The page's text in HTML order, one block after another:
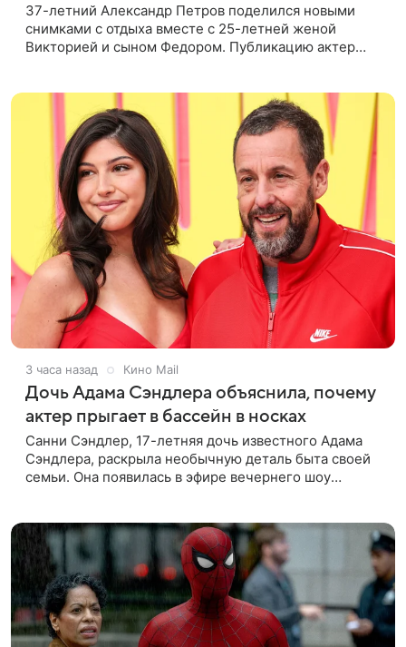
37-летний Александр Петров поделился новыми
снимками с отдыха вместе с 25-летней женой
Викторией и сыном Федором. Публикацию актер
3 часа назад Кино Mail
Дочь Адама Сэндлера объяснила, почему
актер прыгает в бассейн в носках
Санни Сэндлер, 17-летняя дочь известного Адама
Сэндлера, раскрыла необычную деталь быта своей
семьи. Она появилась в эфире вечернего шоу